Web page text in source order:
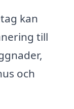
kan
till
och